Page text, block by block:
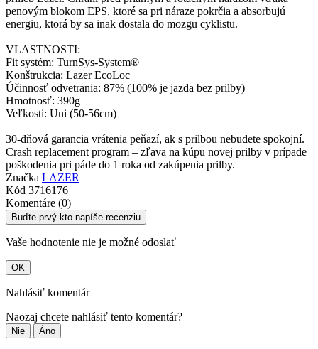
penovým blokom EPS, ktoré sa pri náraze pokrčia a absorbujú
energiu, ktorá by sa inak dostala do mozgu cyklistu.
VLASTNOSTI:
Fit systém: TurnSys-System®
Konštrukcia: Lazer EcoLoc
Účinnosť odvetrania: 87% (100% je jazda bez prilby)
Hmotnosť: 390g
Veľkosti: Uni (50-56cm)
30-dňová garancia vrátenia peňazí, ak s prilbou nebudete spokojní.
Crash replacement program – zľava na kúpu novej prilby v prípade
poškodenia pri páde do 1 roka od zakúpenia prilby.
Značka LAZER
Kód 3716176
Komentáre (0)
Buďte prvý kto napíše recenziu
Vaše hodnotenie nie je možné odoslať
OK
Nahlásiť komentár
Naozaj chcete nahlásiť tento komentár?
Nie Áno